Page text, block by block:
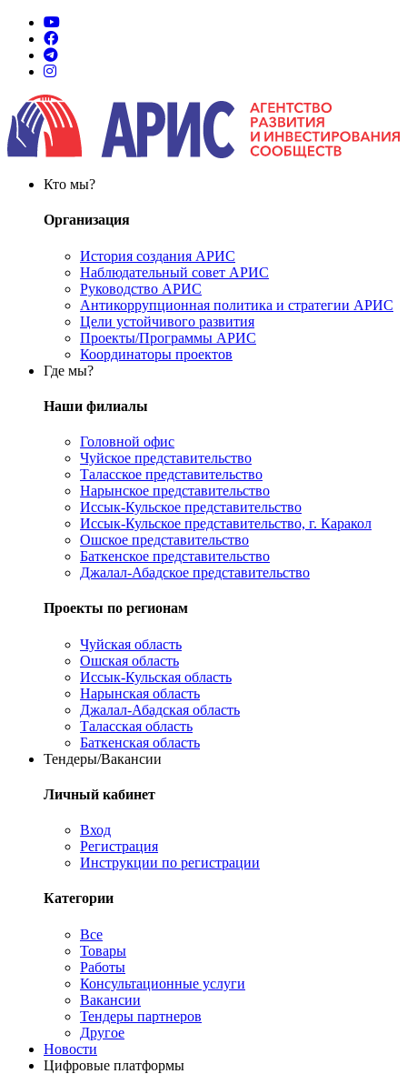
Кто мы?
Организация
История создания АРИС
Наблюдательный совет АРИС
Руководство АРИС
Антикоррупционная политика и стратегии АРИС
Цели устойчивого развития
Проекты/Программы АРИС
Координаторы проектов
Где мы?
Наши филиалы
Головной офис
Чуйское представительство
Таласское представительство
Нарынское представительство
Иссык-Кульское представительство
Иссык-Кульское представительство, г. Каракол
Ошское представительство
Баткенское представительство
Джалал-Абадское представительство
Проекты по регионам
Чуйская область
Ошская область
Иссык-Кульская область
Нарынская область
Джалал-Абадская область
Таласская область
Баткенская область
Тендеры/Вакансии
Личный кабинет
Вход
Регистрация
Инструкции по регистрации
Категории
Все
Товары
Работы
Консультационные услуги
Вакансии
Тендеры партнеров
Другое
Новости
Цифровые платформы